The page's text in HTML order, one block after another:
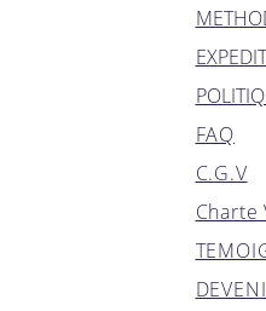
FAQ
C.G.V
Charte